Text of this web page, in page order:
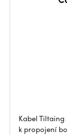
Kabel
k propojení